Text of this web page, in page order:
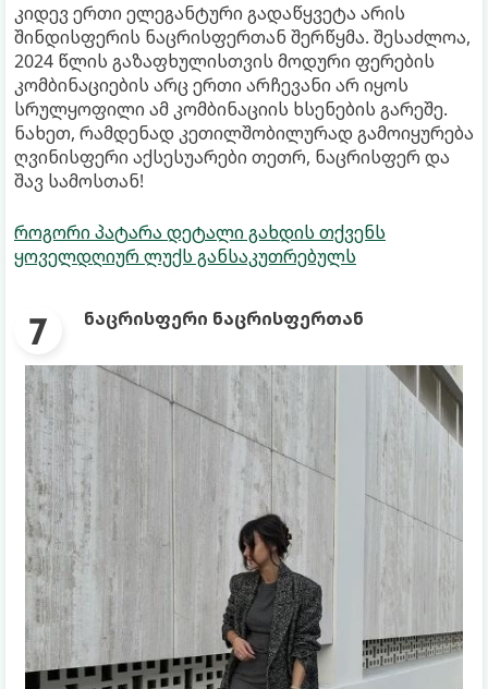
კიდევ ერთი ელეგანტური გადაწყვეტა არის
შინდისფერის ნაცრისფერთან შერწყმა. შესაძლოა,
2024 წლის გაზაფხულისთვის მოდური ფერების
კომბინაციების არც ერთი არჩევანი არ იყოს
სრულყოფილი ამ კომბინაციის ხსენების გარეშე.
ნახეთ, რამდენად კეთილშობილურად გამოიყურება
ღვინისფერი აქსესუარები თეთრ, ნაცრისფერ და
შავ სამოსთან!
როგორი პატარა დეტალი გახდის თქვენს
ყოველდღიურ ლუქს განსაკუთრებულს
ნაცრისფერი ნაცრისფერთან